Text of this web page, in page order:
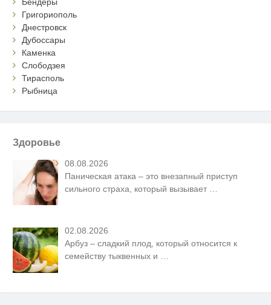
Бендеры
Григориополь
Днестровск
Дубоссары
Каменка
Слободзея
Тирасполь
Рыбница
Здоровье
08.08.2026
Паническая атака – это внезапный приступ
сильного страха, который вызывает
02.08.2026
Арбуз – сладкий плод, который относится к
семейству тыквенных и …